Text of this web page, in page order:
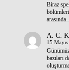
Biraz
arasında…
A. C.
15
bazıları